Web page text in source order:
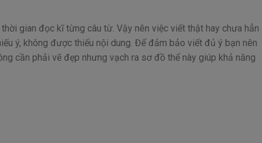
gian đọc kĩ từng câu từ. Vậy nên việc viết thật hay chưa hẳn
ý, không được thiếu nội dung. Để đảm bảo viết đủ ý bạn nên
cần phải vẽ đẹp nhưng vạch ra sơ đồ thế này giúp khả năng